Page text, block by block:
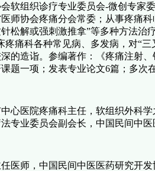
软组织诊疗专业委员会-微创专家
师协会疼痛分会常委；从事疼痛科
松解或强刺激推拿”等多种方法治
疼痛科各种常见病、多发病，对“
的造诣。参编著作：《疼痛注射
题一项；发表专业论文6篇；多次
中心医院疼痛科主任，软组织外科
法专业委员会副会长，中国民间中
医师，中国民间中医医药研究开